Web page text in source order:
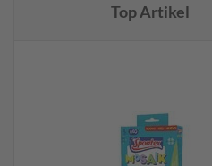
Top Artikel